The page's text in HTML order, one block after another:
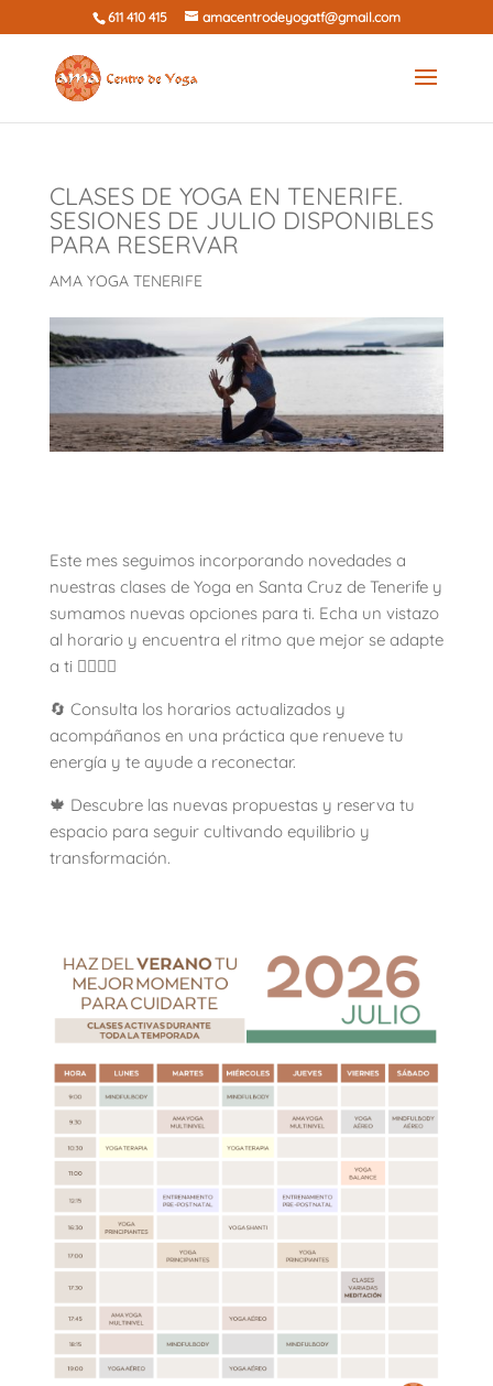
611 410 415 amacentrodeyogatf@gmail.com
CLASES DE YOGA EN TENERIFE.
SESIONES DE JULIO DISPONIBLES
PARA RESERVAR
AMA YOGA TENERIFE
Este mes seguimos incorporando novedades a
nuestras clases de Yoga en Santa Cruz de Tenerife y
sumamos nuevas opciones para ti. Echa un vistazo
al horario y encuentra el ritmo que mejor se adapte
a ti 🧘‍♀️🧘‍♂️
🔄 Consulta los horarios actualizados y
acompáñanos en una práctica que renueve tu
energía y te ayude a reconectar.
🍁 Descubre las nuevas propuestas y reserva tu
espacio para seguir cultivando equilibrio y
transformación.